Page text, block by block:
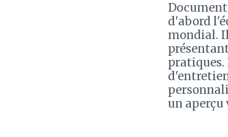
d'abord
mondial.
pratiques.
un